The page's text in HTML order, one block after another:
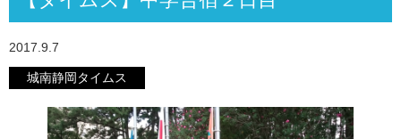
2017.9.7
城南静岡タイムス